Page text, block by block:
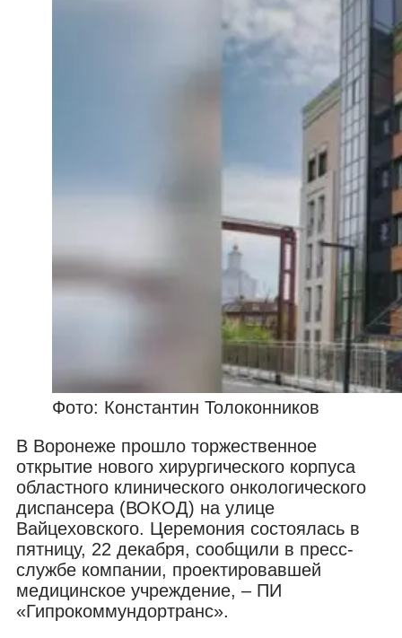
Фото: Константин Толоконников
В Воронеже прошло торжественное
открытие нового хирургического корпуса
областного клинического онкологического
диспансера (ВОКОД) на улице
Вайцеховского. Церемония состоялась в
пятницу, 22 декабря, сообщили в пресс-
службе компании, проектировавшей
медицинское учреждение, – ПИ
«Гипрокоммундортранс».